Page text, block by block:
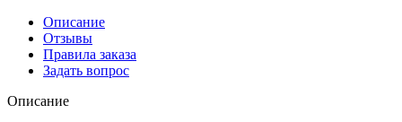
Описание
Отзывы
Правила заказа
Задать вопрос
Описание